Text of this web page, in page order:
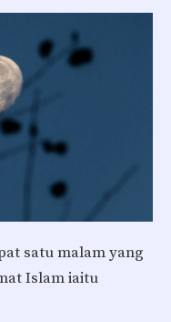
satu malam yang
Islam iaitu